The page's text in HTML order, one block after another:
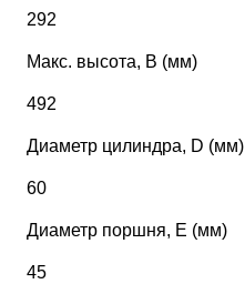
292
Макс. высота, В (мм)
492
Диаметр цилиндра, D (мм)
60
Диаметр поршня, Е (мм)
45